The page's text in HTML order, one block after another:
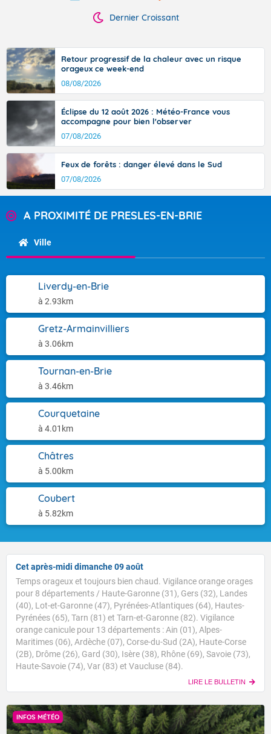
Dernier Croissant
Retour progressif de la chaleur avec un risque
orageux ce week-end
08/08/2026
Éclipse du 12 août 2026 : Météo-France vous
accompagne pour bien l'observer
07/08/2026
Feux de forêts : danger élevé dans le Sud
07/08/2026
A PROXIMITÉ DE PRESLES-EN-BRIE
Ville
Liverdy-en-Brie
à 2.93km
Gretz-Armainvilliers
à 3.06km
Tournan-en-Brie
à 3.46km
Courquetaine
à 4.01km
Châtres
à 5.00km
Coubert
à 5.82km
Cet après-midi dimanche 09 août
Temps orageux et toujours bien chaud. Vigilance orange orages
pour 8 départements / Haute-Garonne (31), Gers (32), Landes
(40), Lot-et-Garonne (47), Pyrénées-Atlantiques (64), Hautes-
Pyrénées (65), Tarn (81) et Tarn-et-Garonne (82). Vigilance
orange canicule pour 13 départements : Ain (01), Alpes-
Maritimes (06), Ardèche (07), Corse-du-Sud (2A), Haute-Corse
(2B), Drôme (26), Gard (30), Isère (38), Rhône (69), Savoie (73),
Haute-Savoie (74), Var (83) et Vaucluse (84).
LIRE LE BULLETIN
INFOS MÉTÉO